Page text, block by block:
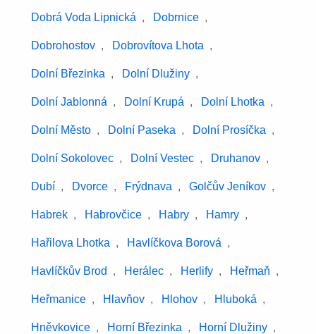
Dobrá Voda Lipnická , Dobrnice ,
Dobrohostov , Dobrovítova Lhota ,
Dolní Březinka , Dolní Dlužiny ,
Dolní Jablonná , Dolní Krupá , Dolní Lhotka ,
Dolní Město , Dolní Paseka , Dolní Prosíčka ,
Dolní Sokolovec , Dolní Vestec , Druhanov ,
Dubí , Dvorce , Frýdnava , Golčův Jeníkov ,
Habrek , Habrovčice , Habry , Hamry ,
Hařilova Lhotka , Havlíčkova Borová ,
Havlíčkův Brod , Herálec , Herlify , Heřmaň ,
Heřmanice , Hlavňov , Hlohov , Hluboká ,
Hněvkovice , Horní Březinka , Horní Dlužiny ,